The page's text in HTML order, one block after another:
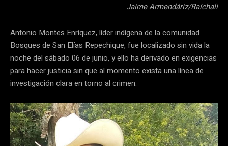
Jaime Armendáriz/Raíchali
Antonio Montes Enríquez, líder indígena de la comunidad
Bosques de San Elías Repechique, fue localizado sin vida la
noche del sábado 06 de junio, y ello ha derivado en exigencias
para hacer justicia sin que al momento exista una línea de
investigación clara en torno al crimen.